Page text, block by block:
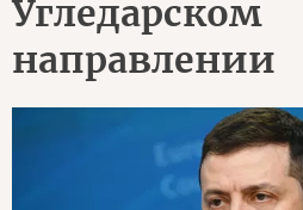
Угледарском
направлении